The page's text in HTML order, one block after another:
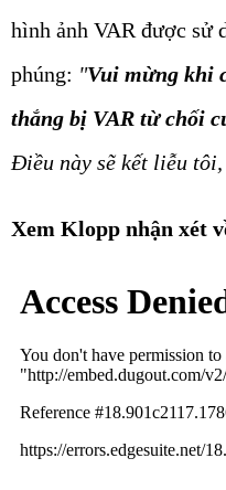
hình ảnh VAR được sử
phúng: "Vui mừng khi
thắng bị VAR từ chối
Điều này sẽ kết liễu
Xem Klopp nhận xét